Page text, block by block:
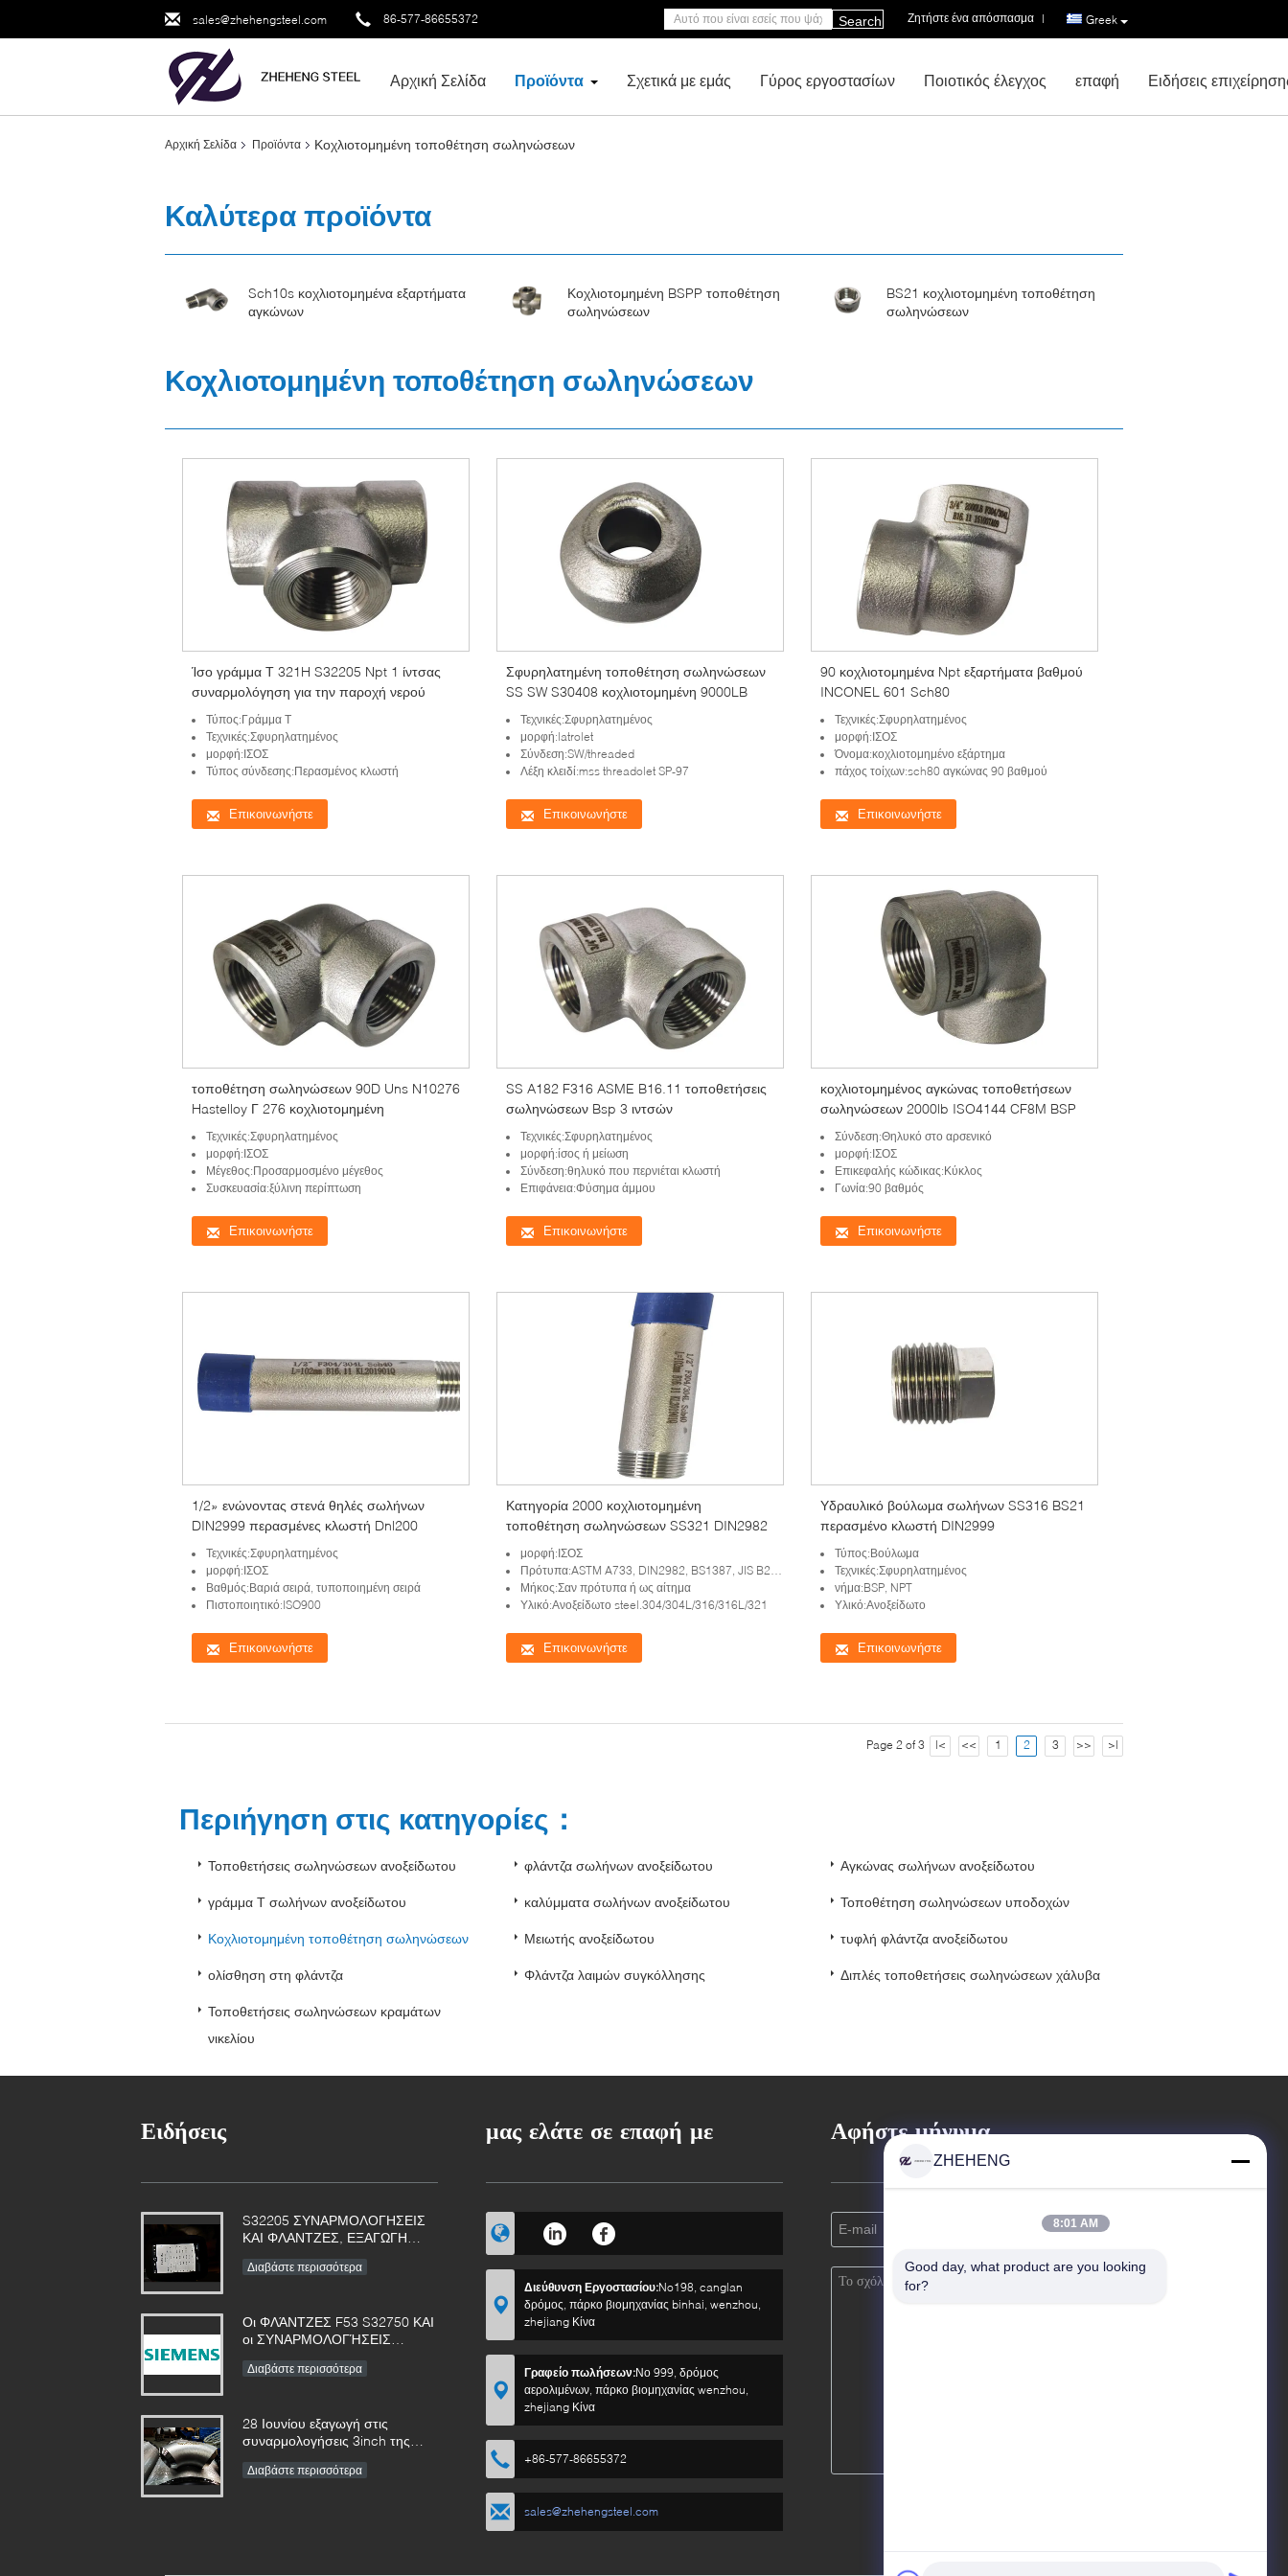
sales@zhehengsteel.com 86-577-86655372 Greek
Ζητήστε ένα απόσπασμα |
Search
Αρχική Σελίδα Προϊόντα Σχετικά με εμάς Γύρος εργοστασίων Ποιοτικός έλεγχος επαφή Ειδήσεις
Αρχική Σελίδα Προϊόντα Κοχλιοτομημένη τοποθέτηση σωληνώσεων
Καλύτερα προϊόντα
Sch10s κοχλιοτομημένα εξαρτήματα
αγκώνων
Κοχλιοτομημένη BSPP τοποθέτηση
σωληνώσεων
BS21 κοχλιοτομημένη τοποθέτηση
σωληνώσεων
Κοχλιοτομημένη τοποθέτηση σωληνώσεων
Ίσο γράμμα Τ 321H S32205 Npt 1 ίντσας
συναρμολόγηση για την παροχή νερού
Τύπος:Γράμμα Τ
Τεχνικές:Σφυρηλατημένος
μορφή:ΙΣΟΣ
Τύπος σύνδεσης:Περασμένος κλωστή
Επικοινωνήστε
Σφυρηλατημένη τοποθέτηση σωληνώσεων
SS SW S30408 κοχλιοτομημένη 9000LB
Τεχνικές:Σφυρηλατημένος
μορφή:latrolet
Σύνδεση:SW/threaded
Λέξη κλειδί:mss threadolet SP-97
Επικοινωνήστε
90 κοχλιοτομημένα Npt εξαρτήματα βαθμού
INCONEL 601 Sch80
Τεχνικές:Σφυρηλατημένος
μορφή:ΙΣΟΣ
Όνομα:κοχλιοτομημένο εξάρτημα
πάχος τοίχων:sch80 αγκώνας 90 βαθμού
Επικοινωνήστε
τοποθέτηση σωληνώσεων 90D Uns N10276
Hastelloy Γ 276 κοχλιοτομημένη
Τεχνικές:Σφυρηλατημένος
μορφή:ΙΣΟΣ
Μέγεθος:Προσαρμοσμένο μέγεθος
Συσκευασία:ξύλινη περίπτωση
Επικοινωνήστε
SS A182 F316 ASME B16.11 τοποθετήσεις
σωληνώσεων Bsp 3 ιντσών
Τεχνικές:Σφυρηλατημένος
μορφή:ίσος ή μείωση
Σύνδεση:θηλυκό που περνιέται κλωστή
Επιφάνεια:Φύσημα άμμου
Επικοινωνήστε
κοχλιοτομημένος αγκώνας τοποθετήσεων
σωληνώσεων 2000lb ISO4144 CF8M BSP
Σύνδεση:Θηλυκό στο αρσενικό
μορφή:ΙΣΟΣ
Επικεφαλής κώδικας:Κύκλος
Γωνία:90 βαθμός
Επικοινωνήστε
1/2» ενώνοντας στενά θηλές σωλήνων
DIN2999 περασμένες κλωστή Dnl200
Τεχνικές:Σφυρηλατημένος
μορφή:ΙΣΟΣ
Βαθμός:Βαριά σειρά, τυποποιημένη σειρά
Πιστοποιητικό:ISO900
Επικοινωνήστε
Κατηγορία 2000 κοχλιοτομημένη
τοποθέτηση σωληνώσεων SS321 DIN2982
μορφή:ΙΣΟΣ
Πρότυπα:ASTM A733, DIN2982, BS1387, JIS B2302, GOST 8969-75
Μήκος:Σαν πρότυπα ή ως αίτημα
Υλικό:Ανοξείδωτο steel.304/304L/316/316L/321
Επικοινωνήστε
Υδραυλικό βούλωμα σωλήνων SS316 BS21
περασμένο κλωστή DIN2999
Τύπος:Βούλωμα
Τεχνικές:Σφυρηλατημένος
νήμα:BSP, NPT
Υλικό:Ανοξείδωτο
Επικοινωνήστε
Page 2 of 3 |< << 1 2 3 >> >|
Περιήγηση στις κατηγορίες：
Τοποθετήσεις σωληνώσεων ανοξείδωτου φλάντζα σωλήνων ανοξείδωτου Αγκώνας σωλήνων ανοξείδωτου
γράμμα Τ σωλήνων ανοξείδωτου καλύμματα σωλήνων ανοξείδωτου Τοποθέτηση σωληνώσεων υποδοχών
Κοχλιοτομημένη τοποθέτηση σωληνώσεων Μειωτής ανοξείδωτου τυφλή φλάντζα ανοξείδωτου
ολίσθηση στη φλάντζα Φλάντζα λαιμών συγκόλλησης Διπλές τοποθετήσεις σωληνώσεων χάλυβα
Τοποθετήσεις σωληνώσεων κραμάτων
νικελίου
Ειδήσεις
S32205 ΣΥΝΑΡΜΟΛΟΓΗΣΕΙΣ
ΚΑΙ ΦΛΑΝΤΖΕΣ, ΕΞΑΓΩΓΗ
Διαβάστε περισσότερα
Οι ΦΛΆΝΤΖΕΣ F53 S32750 ΚΑΙ
οι ΣΥΝΑΡΜΟΛΟΓΉΣΕΙΣ
χρησιμοποιηθούν στον
Διαβάστε περισσότερα
28 Ιουνίου εξαγωγή στις
συναρμολογήσεις 3inch της
πυκνώνονται
Διαβάστε περισσότερα
μας ελάτε σε επαφή με
Διεύθυνση Εργοστασίου:No198, canglan
δρόμος, πάρκο βιομηχανίας binhai, wenzhou,
zhejiang Κίνα
Γραφείο πωλήσεων:Νο 999, δρόμος
αερολιμένων, πάρκο βιομηχανίας wenzhou,
zhejiang Κίνα
+86-577-86655372
sales@zhehengsteel.com
Αφήστε μήνυμα
ZHEHENG
8:01 AM
Good day, what product are you looking
for?